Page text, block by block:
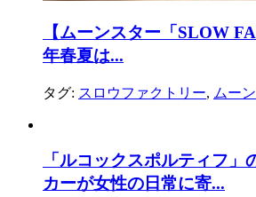
【ムーンスター「SLOW
年春夏は...
タグ: スロウファクトリー, ムー
「ルコックスポルティフ」
カーが女性の日常に寄...